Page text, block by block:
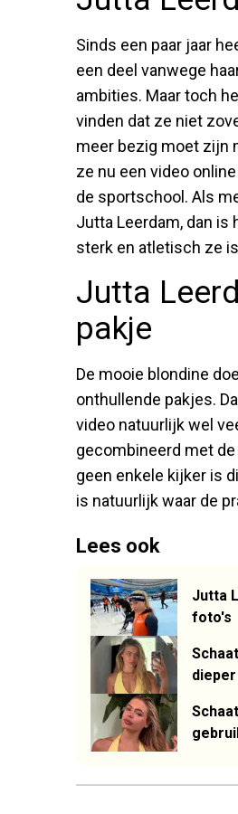
Sinds een paar jaar
een deel vanwege
ambities. Maar toch
vinden dat ze niet
meer bezig moet zijn
ze nu een video
de sportschool. Als
Jutta Leerdam, dan is
sterk en atletisch ze
Jutta
pakje
De mooie blondine
onthullende pakjes.
video natuurlijk wel
gecombineerd met
geen enkele kijker is
is natuurlijk waar de
Lees ook
Jutta
foto's